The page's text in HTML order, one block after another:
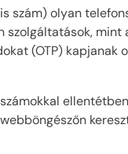
szám) olyan
mint
(OTP)